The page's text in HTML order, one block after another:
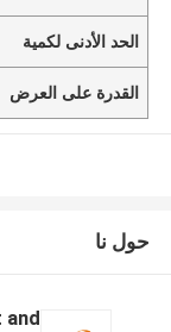
الحد الأدنى لكمية
القدرة على العرض
حول نا
and